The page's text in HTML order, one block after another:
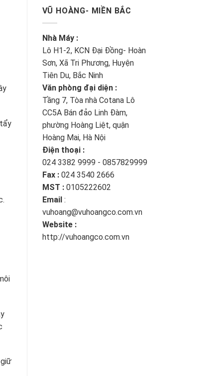
VŨ HOÀNG- MIỀN BẮC
Nhà Máy :
Lô H1-2, KCN Đại Đồng- Hoàn
Sơn, Xã Tri Phương, Huyện
Tiên Du, Bắc Ninh
Văn phòng đại diện :
Tầng 7, Tòa nhà Cotana Lô
CC5A Bán đảo Linh Đàm,
phường Hoàng Liệt, quận
Hoàng Mai, Hà Nội
Điện thoại :
024 3382 9999 - 0857829999
Fax : 024 3540 2666
MST : 0105222602
Email :
vuhoang@vuhoangco.com.vn
Website :
http://vuhoangco.com.vn